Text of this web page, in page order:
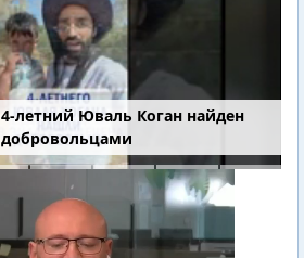
4-летний Юваль Коган найден
добровольцами